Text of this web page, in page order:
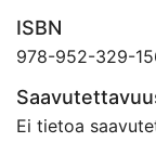
muutostekijöitä
rinnastamalla
pääkoulukuntien
ISBN
978-952-329-
Ei tietoa